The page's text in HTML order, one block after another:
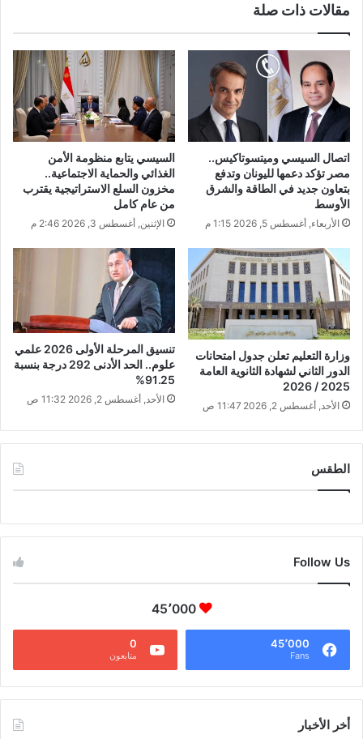
مقالات ذات صلة
اتصال السيسي وميتسوتاكيس..
مصر تؤكد دعمها لليونان وتدفع
بتعاون جديد في الطاقة والشرق
الأوسط
الأربعاء, أغسطس 5, 2026 1:15 م
السيسي يتابع منظومة الأمن
الغذائي والحماية الاجتماعية..
مخزون السلع الاستراتيجية يقترب
من عام كامل
الإثنين, أغسطس 3, 2026 2:46 م
وزارة التعليم تعلن جدول امتحانات
الدور الثاني لشهادة الثانوية العامة
2025 / 2026
الأحد, أغسطس 2, 2026 11:47 ص
تنسيق المرحلة الأولى 2026 علمي
علوم.. الحد الأدنى 292 درجة بنسبة
91.25%
الأحد, أغسطس 2, 2026 11:32 ص
الطقس
Follow Us
45٬000
45٬000
Fans
0
متابعون
أخر الأخبار